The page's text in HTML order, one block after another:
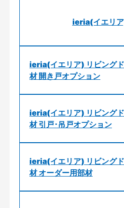
ieria(イエリ
ieria(イエリア) リビング
材 開き戸オプション
ieria(イエリア) リビング
材 引戸･吊戸オプション
ieria(イエリア) リビング
材 オーダー用部材